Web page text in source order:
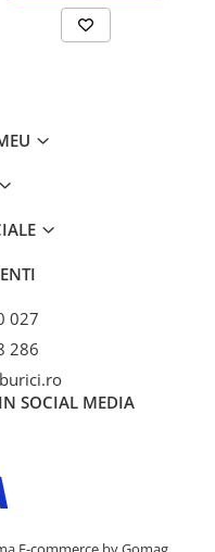
de oferirea jucăriei
027
286
SOCIAL MEDIA